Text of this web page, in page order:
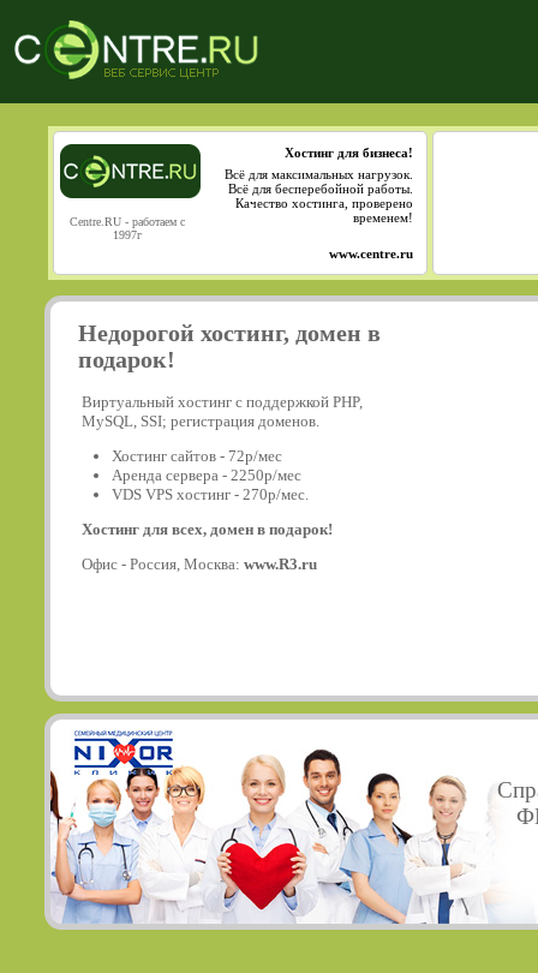
Centre.RU - работаем с
1997г
Хостинг для бизнеса!
Всё для максимальных нагрузок.
Всё для бесперебойной работы.
Качество хостинга, проверено
временем!
www.centre.ru
Недорогой хостинг, домен в
подарок!
Виртуальный хостинг с поддержкой PHP,
MySQL, SSI; регистрация доменов.
Хостинг сайтов - 72р/мес
Аренда сервера - 2250р/мес
VDS VPS хостинг - 270р/мес.
Хостинг для всех, домен в подарок!
Офис - Россия, Москва: www.R3.ru